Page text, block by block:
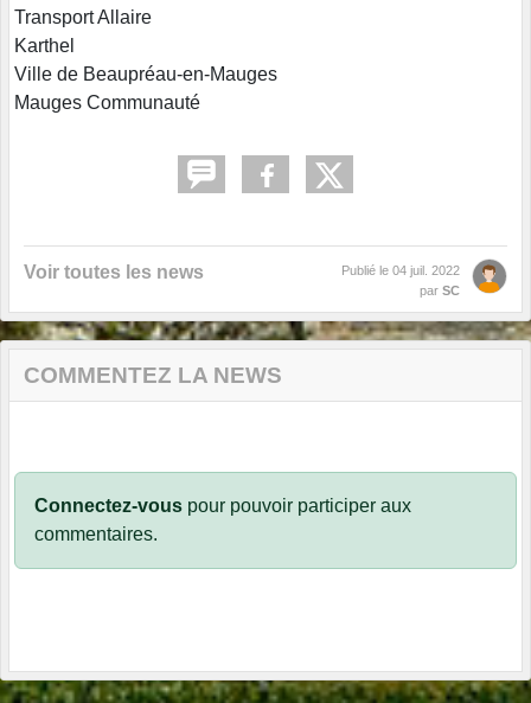
Transport Allaire
Karthel
Ville de Beaupréau-en-Mauges
Mauges Communauté
Voir toutes les news Publié le 04 juil. 2022
par SC
COMMENTEZ LA NEWS
Connectez-vous pour pouvoir participer aux
commentaires.